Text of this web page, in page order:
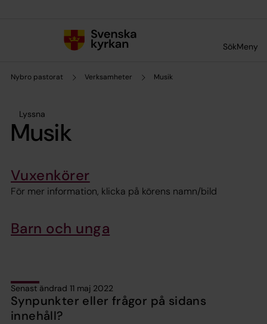
SökMeny
Nybro pastorat Verksamheter Musik
Lyssna
Musik
Vuxenkörer
För mer information, klicka på körens namn/bild
Barn och unga
Senast ändrad 11 maj 2022
Synpunkter eller frågor på sidans
innehåll?